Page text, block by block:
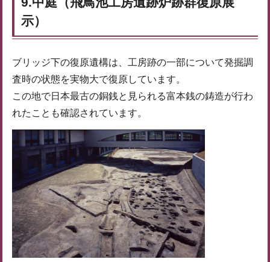
示）
ブリッジ下の復原遺構は、工房跡の一部について発掘調
査時の状態を実物大で復原しています。
この地で日本最古の銅銭と見られる富本銭の鋳造が行わ
れたことも確認されています。